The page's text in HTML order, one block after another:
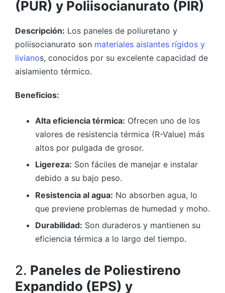
(PUR) y Poliisocianurato (PIR)
Descripción: Los paneles de poliuretano y
poliisocianurato son materiales aislantes rígidos y
livianos, conocidos por su excelente capacidad de
aislamiento térmico.
Beneficios:
Alta eficiencia térmica: Ofrecen uno de los
valores de resistencia térmica (R-Value) más
altos por pulgada de grosor.
Ligereza: Son fáciles de manejar e instalar
debido a su bajo peso.
Resistencia al agua: No absorben agua, lo
que previene problemas de humedad y moho.
Durabilidad: Son duraderos y mantienen su
eficiencia térmica a lo largo del tiempo.
2. Paneles de Poliestireno
Expandido (EPS) y